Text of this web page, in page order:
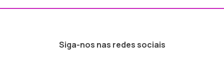
Siga-nos nas redes sociais